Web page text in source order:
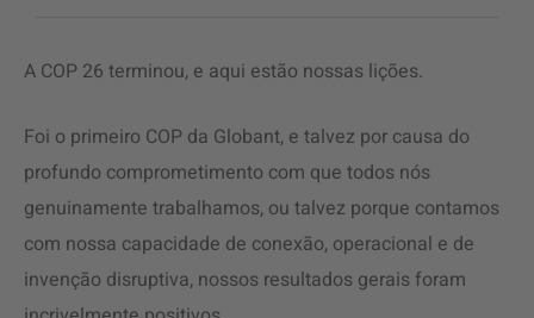
A COP 26 terminou, e aqui estão nossas lições.
Foi o primeiro COP da Globant, e talvez por causa do
profundo comprometimento com que todos nós
genuinamente trabalhamos, ou talvez porque contamos
com nossa capacidade de conexão, operacional e de
invenção disruptiva, nossos resultados gerais foram